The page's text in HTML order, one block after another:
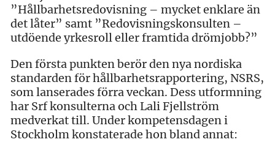
”Hållbarhetsredovisning – mycket enklare än
det låter” samt ”Redovisningskonsulten –
utdöende yrkesroll eller framtida drömjobb?”
Den första punkten berör den nya nordiska
standarden för hållbarhetsrapportering, NSRS,
som lanserades förra veckan. Dess utformning
har Srf konsulterna och Lali Fjellström
medverkat till. Under kompetensdagen i
Stockholm konstaterade hon bland annat: